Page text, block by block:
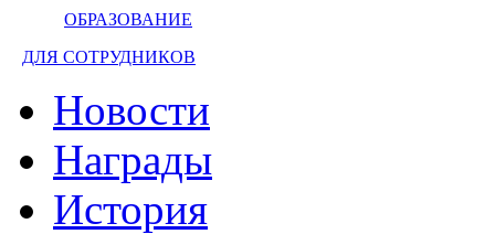
ОБРАЗОВАНИЕ
ДЛЯ СОТРУДНИКОВ
Новости
Награды
История